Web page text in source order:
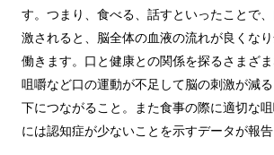
す。つまり、食べる、話すといったことで
激されると、脳全体の血液の流れが良くな
働きます。口と健康との関係を探るさまざま
咀嚼など口の運動が不足して脳の刺激が減
下につながること。また食事の際に適切な
には認知症が少ないことを示すデータが報告